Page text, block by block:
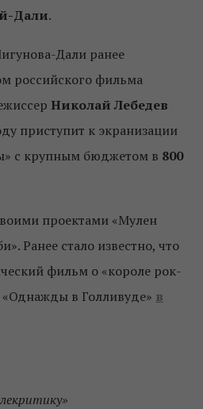
Дали.
Дали ранее
российского фильма
Николай Лебедев
приступит к экранизации
с крупным бюджетом в 800
проектами «Мулен
Ранее стало известно, что
фильм о «короле рок-
«Однажды в Голливуде» в